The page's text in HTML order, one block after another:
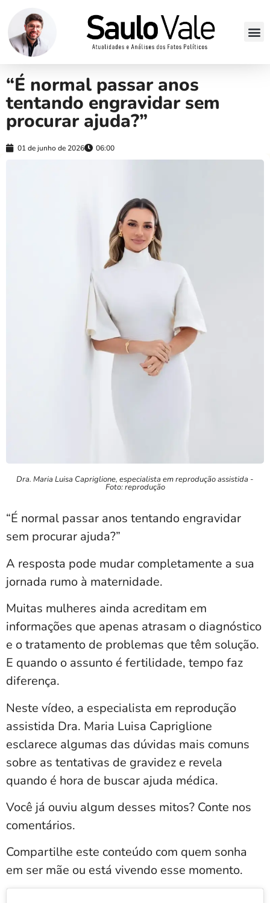
“É normal passar anos
tentando engravidar sem
procurar ajuda?”
01 de junho de 2026 06:00
Dra. Maria Luisa Capriglione, especialista em reprodução assistida -
Foto: reprodução
“É normal passar anos tentando engravidar
sem procurar ajuda?”
A resposta pode mudar completamente a sua
jornada rumo à maternidade.
Muitas mulheres ainda acreditam em
informações que apenas atrasam o diagnóstico
e o tratamento de problemas que têm solução.
E quando o assunto é fertilidade, tempo faz
diferença.
Neste vídeo, a especialista em reprodução
assistida Dra. Maria Luisa Capriglione
esclarece algumas das dúvidas mais comuns
sobre as tentativas de gravidez e revela
quando é hora de buscar ajuda médica.
Você já ouviu algum desses mitos? Conte nos
comentários.
Compartilhe este conteúdo com quem sonha
em ser mãe ou está vivendo esse momento.